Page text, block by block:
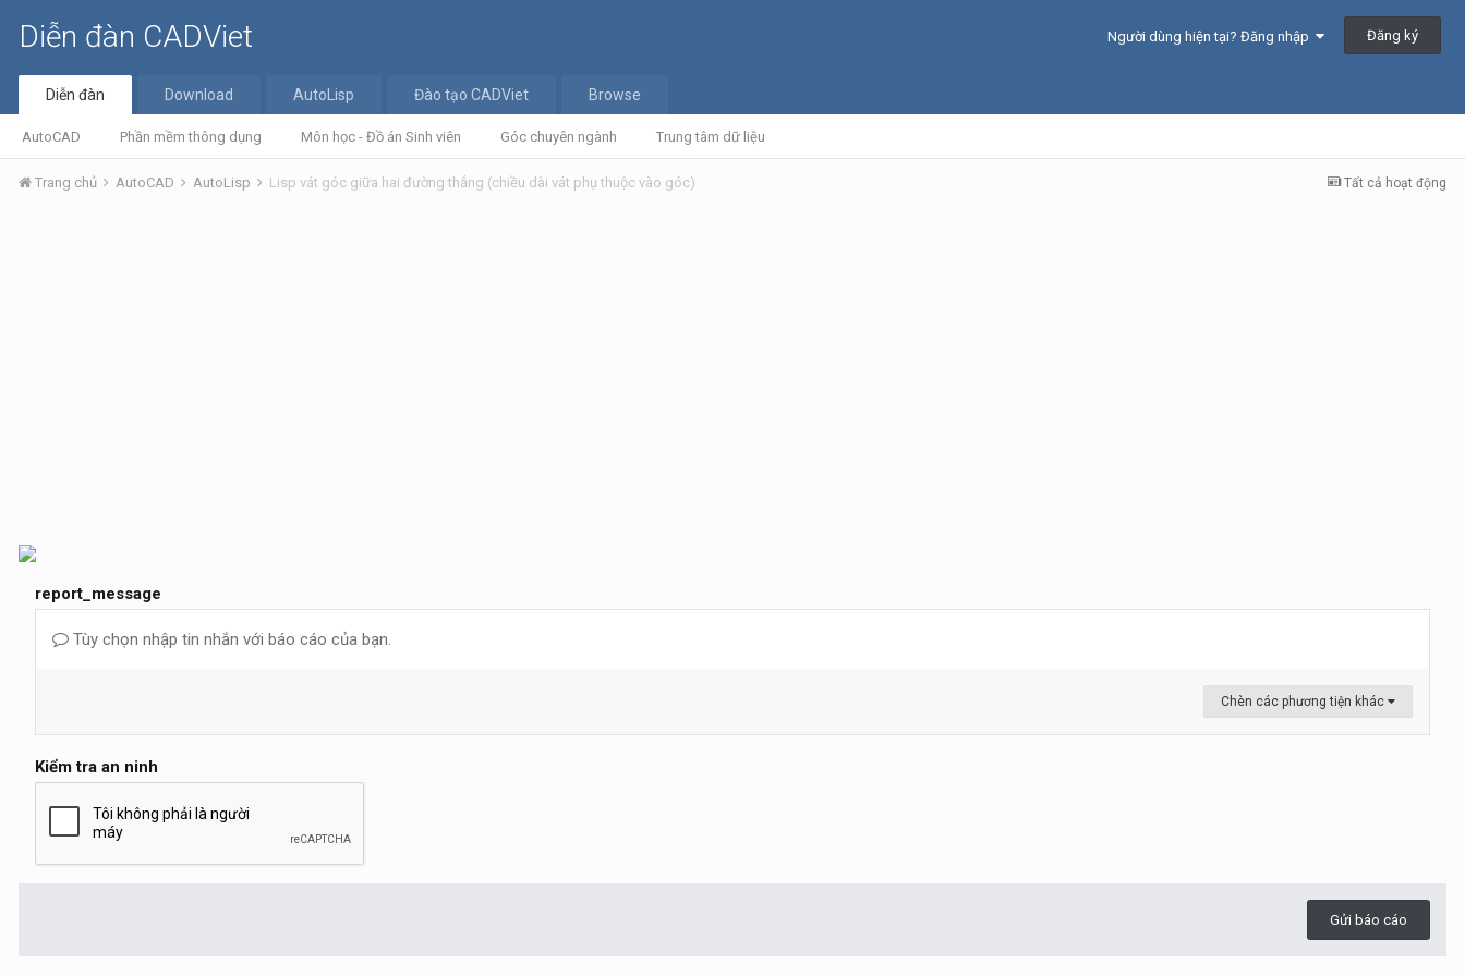
Diễn đàn CADViet Người dùng hiện tại? Đăng nhập Đăng ký
Diễn đàn
AutoCAD Phần mềm thông dụng Môn học - Đồ án Sinh viên Góc chuyên ngành Trung tâm dữ liệu
Download AutoLisp Đào tạo CADViet Browse
Tất cả hoạt động
Trang chủ AutoCAD AutoLisp Lisp vát góc giữa hai đường thẳng (chiều dài vát phụ thuộc vào góc)
report_message
Tùy chọn nhập tin nhắn với báo cáo của bạn.
Chèn các phương tiện khác
Kiểm tra an ninh
Gửi báo cáo